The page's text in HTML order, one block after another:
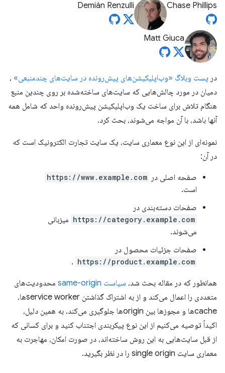
Chase Phillips
Demián Renzulli
Matt Giuca
در پست وبلاگ «وب‌اپلیکیشن‌های پیش‌رونده در سایت‌های چندمنبعی» ،
دمیان در مورد چالش‌هایی که سایت‌های ساخته‌شده بر روی چندین منبع
هنگام تلاش برای ساخت یک وب‌اپلیکیشن پیش‌رونده واحد که شامل همه
آنها باشد، با آن مواجه می‌شوند، بحث کرد.
نمونه‌ای از این نوع معماری سایت، یک سایت تجارت الکترونیک است که
در آن:
صفحه اصلی در https://www.example.com
است.
صفحات دسته‌بندی در
https://category.example.com میزبانی
می‌شوند.
صفحات جزئیات محصول در
https://product.example.com
.
همانطور که در مقاله بحث شد، سیاست same-origin
محدودیت‌های
متعددی را اعمال می‌کند و از به اشتراک گذاشتن service workerها،
cacheها و مجوزها بین originها جلوگیری می‌کند. به همین دلیل،
اکیداً توصیه می‌کنیم از این نوع پیکربندی اجتناب کنید و برای کسانی که
از قبل سایت‌هایی به این روش ساخته‌اند، در صورت امکان، مهاجرت به
معماری سایت single origin را در نظر بگیرید.